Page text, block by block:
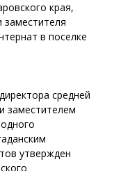
края,
в поселке
средней
заместителем
утвержден